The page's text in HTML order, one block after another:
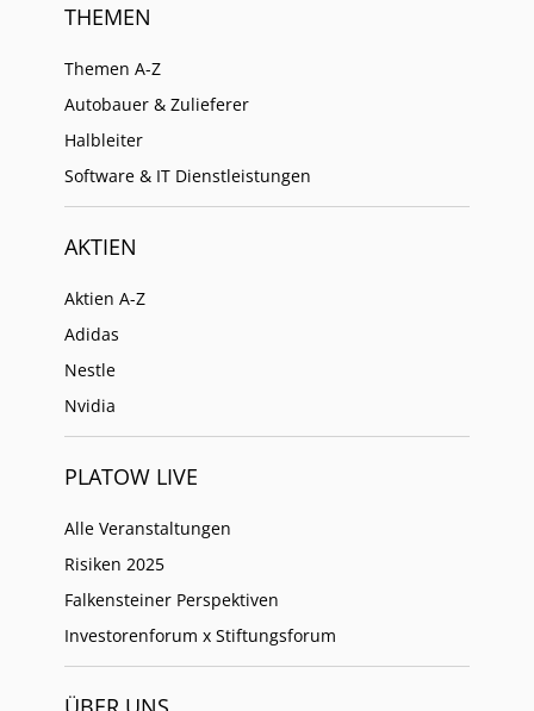
THEMEN
Themen A-Z
Autobauer & Zulieferer
Halbleiter
Software & IT Dienstleistungen
AKTIEN
Aktien A-Z
Adidas
Nestle
Nvidia
PLATOW LIVE
Alle Veranstaltungen
Risiken 2025
Falkensteiner Perspektiven
Investorenforum x Stiftungsforum